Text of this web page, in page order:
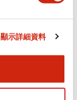
顯示詳細資料